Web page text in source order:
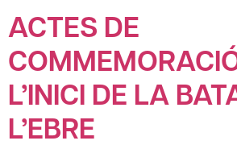
ACTES DE
L’INICI DE LA
L’EBRE